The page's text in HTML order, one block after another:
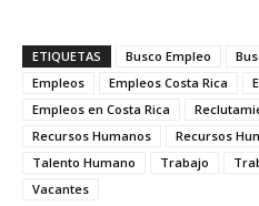
ETIQUETAS Busco Empleo
Empleos
Empleos Costa Rica
Empleos en Costa Rica
Recursos Humanos
Recursos
Talento Humano
Trabajo
Vacantes